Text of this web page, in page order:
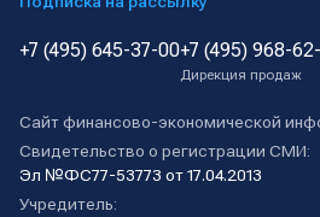
+7 (495) 645-37-00+7 (495) 968-
Дирекция продаж
Сайт финансово-экономической
Свидетельство о регистрации СМИ:
Эл №ФС77-53773 от 17.04.2013
Учредитель: